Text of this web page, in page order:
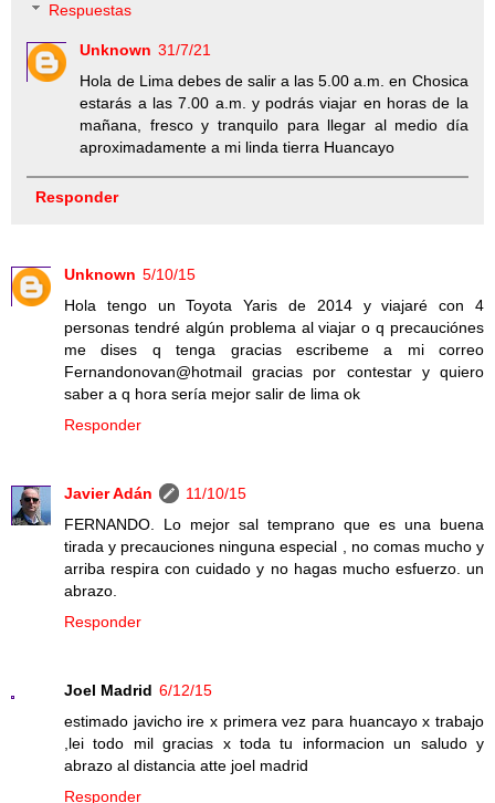
Respuestas
Unknown 31/7/21
Hola de Lima debes de salir a las 5.00 a.m. en Chosica
estarás a las 7.00 a.m. y podrás viajar en horas de la
mañana, fresco y tranquilo para llegar al medio día
aproximadamente a mi linda tierra Huancayo
Responder
Unknown 5/10/15
Hola tengo un Toyota Yaris de 2014 y viajaré con 4
personas tendré algún problema al viajar o q precauciónes
me dises q tenga gracias escribeme a mi correo
Fernandonovan@hotmail gracias por contestar y quiero
saber a q hora sería mejor salir de lima ok
Responder
Javier Adán
11/10/15
FERNANDO. Lo mejor sal temprano que es una buena
tirada y precauciones ninguna especial , no comas mucho y
arriba respira con cuidado y no hagas mucho esfuerzo. un
abrazo.
Responder
Joel Madrid 6/12/15
estimado javicho ire x primera vez para huancayo x trabajo
,lei todo mil gracias x toda tu informacion un saludo y
abrazo al distancia atte joel madrid
Responder